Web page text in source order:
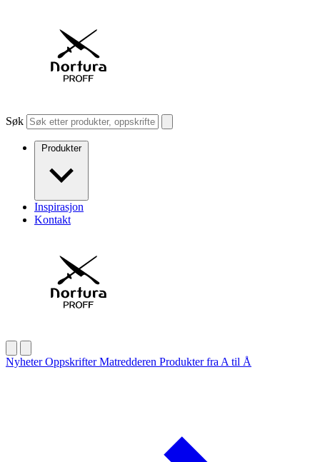
Søk
Produkter
Inspirasjon
Kontakt
NyheterOppskrifterMatredderen Produkter fra A til Å